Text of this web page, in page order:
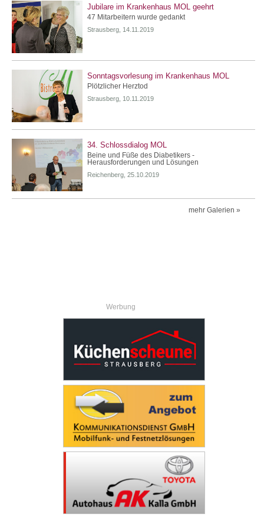
Jubilare im Krankenhaus MOL geehrt
47 Mitarbeitern wurde gedankt
Strausberg, 14.11.2019
Sonntagsvorlesung im Krankenhaus MOL
Plötzlicher Herztod
Strausberg, 10.11.2019
34. Schlossdialog MOL
Beine und Füße des Diabetikers -
Herausforderungen und Lösungen
Reichenberg, 25.10.2019
mehr Galerien »
Werbung